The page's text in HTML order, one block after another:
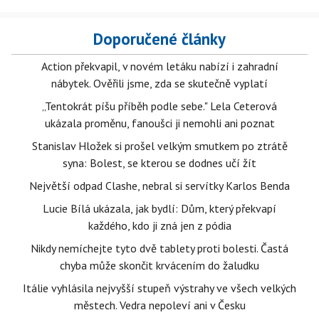
Doporučené články
Action překvapil, v novém letáku nabízí i zahradní
nábytek. Ověřili jsme, zda se skutečně vyplatí
„Tentokrát píšu příběh podle sebe." Lela Ceterová
ukázala proměnu, fanoušci ji nemohli ani poznat
Stanislav Hložek si prošel velkým smutkem po ztrátě
syna: Bolest, se kterou se dodnes učí žít
Největší odpad Clashe, nebral si servítky Karlos Benda
Lucie Bílá ukázala, jak bydlí: Dům, který překvapí
každého, kdo ji zná jen z pódia
Nikdy nemíchejte tyto dvě tablety proti bolesti. Častá
chyba může skončit krvácením do žaludku
Itálie vyhlásila nejvyšší stupeň výstrahy ve všech velkých
městech. Vedra nepoleví ani v Česku